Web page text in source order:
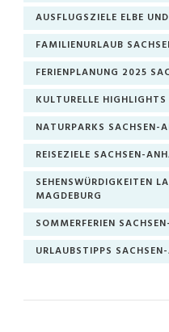
AUSFLUGSZIELE ELBE
FAMILIENURLAUB
FERIENPLANUNG 2025
KULTURELLE
NATURPARKS SACHSEN-
REISEZIELE SACHSEN-
SEHENSWÜRDIGKEITEN
MAGDEBURG
SOMMERFERIEN
URLAUBSTIPPS